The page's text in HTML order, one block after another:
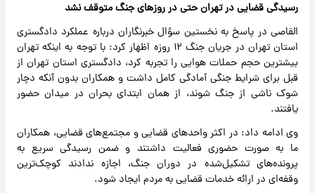
رسیدگی قضایی در تهران حتی در روزهای جنگ متوقف نشد
القاصی در پاسخ به نخستین سؤال خبرنگاران درباره عملکرد دادگستری
استان تهران در جریان جنگ ۱۲ روزه اظهار کرد: با توجه به اینکه تهران
بیشترین حجم حملات هوایی را تجربه کرد، دادگستری استان تهران از
قبل برای شرایط جنگی آمادگی کامل داشت و همکاران بدون آنکه دچار
شوک ناشی از جنگ شوند، از همان ابتدای بحران در میدان حضور
یافتند.
وی ادامه داد: در اکثر واحدهای قضایی و مجتمع‌های قضایی، همکاران
ما به صورت حضوری فعالیت داشتند و ضمن رسیدگی سریع به
پرونده‌های تشکیل‌شده در دوران جنگ، اجازه ندادند کوچک‌ترین
وقفه‌ای در ارائه خدمات قضایی به مردم ایجاد شود.